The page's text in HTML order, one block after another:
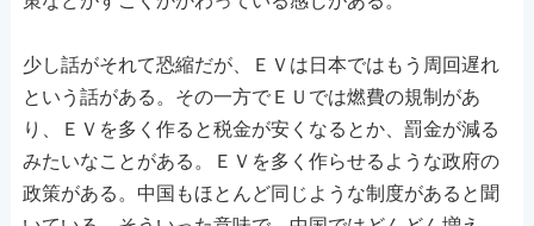
少し話がそれて恐縮だが、ＥＶは日本ではもう周回遅れ
という話がある。その一方でＥＵでは燃費の規制があ
り、ＥＶを多く作ると税金が安くなるとか、罰金が減る
みたいなことがある。ＥＶを多く作らせるような政府の
政策がある。中国もほとんど同じような制度があると聞